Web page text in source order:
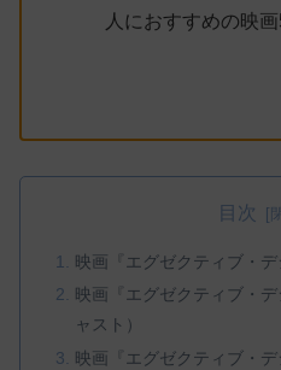
人におすすめの映画
目次
映画『エグゼクティブ・
映画『エグゼクティブ・
ャスト）
映画『エグゼクティブ・